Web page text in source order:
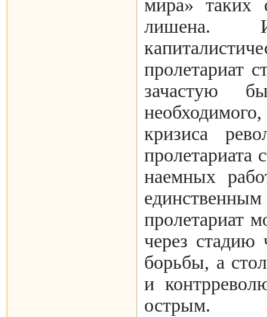
мира» таких
пролетариат
зачастую
кризиса
пролетариата
наемных
пролетариат
через стадию
борьбы, а
и
острым.